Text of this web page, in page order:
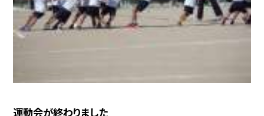
運動会が終わりました